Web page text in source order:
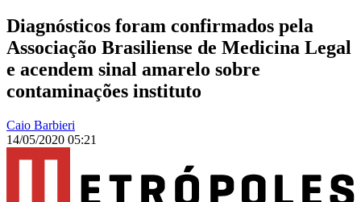
Diagnósticos foram confirmados pela
Associação Brasiliense de Medicina Legal
e acendem sinal amarelo sobre
contaminações instituto
Caio Barbieri
14/05/2020 05:21